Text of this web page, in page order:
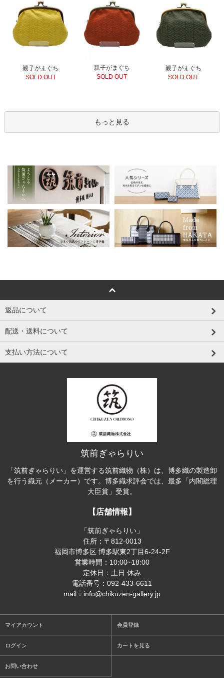
親子がまぐち
SOLD OUT
親子がまぐち
SOLD OUT
親子がまぐち
SOLD OUT
もっと見る
返品について
配送・送料について
支払い方法について
筑前ぎゃらりい
「筑前ぎゃらりい」を運営する筑前織物（株）は、博多織の製造卸
を行う織元（メーカー）です。博多織求評会では、最多「内閣総理
大臣賞」受賞。
【店舗情報】
「筑前ぎゃらりい」
住所：〒812-0013
福岡市博多区 博多駅東2丁目6-24-2F
営業時間：10:00~18:00
定休日：土日 休み
電話番号：092-433-6611
mail：info@chikuzen-gallery.jp
マイアカウント 会員登録
ログイン カートを見る
お問い合わせ